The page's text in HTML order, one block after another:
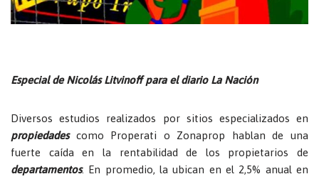
Especial de Nicolás Litvinoff para el diario La Nación
Diversos estudios realizados por sitios especializados en
propiedades como Properati o Zonaprop hablan de una
fuerte caída en la rentabilidad de los propietarios de
departamentos. En promedio, la ubican en el 2,5% anual en